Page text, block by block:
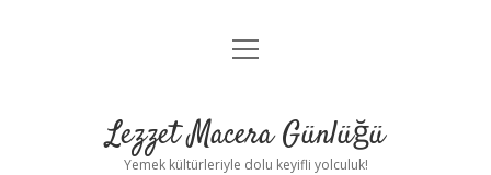
Anasayfa
Yasal Uyarı
menüyü
Lezzet Macera Günlüğü
Yemek kültürleriyle dolu keyifli yolculuk!